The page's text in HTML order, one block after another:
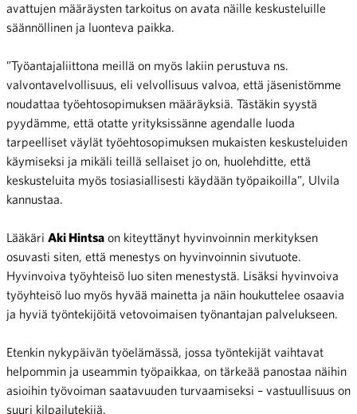
avattujen määräysten tarkoitus on avata näille keskusteluille
säännöllinen ja luonteva paikka.
”Työantajaliittona meillä on myös lakiin perustuva ns.
valvontavelvollisuus, eli velvollisuus valvoa, että jäsenistömme
noudattaa työehtosopimuksen määräyksiä. Tästäkin syystä
pyydämme, että otatte yrityksissänne agendalle luoda
tarpeelliset väylät työehtosopimuksen mukaisten keskusteluiden
käymiseksi ja mikäli teillä sellaiset jo on, huolehditte, että
keskusteluita myös tosiasiallisesti käydään työpaikoilla”, Ulvila
kannustaa.
Lääkäri Aki Hintsa on kiteyttänyt hyvinvoinnin merkityksen
osuvasti siten, että menestys on hyvinvoinnin sivutuote.
Hyvinvoiva työyhteisö luo siten menestystä. Lisäksi hyvinvoiva
työyhteisö luo myös hyvää mainetta ja näin houkuttelee osaavia
ja hyviä työntekijöitä vetovoimaisen työnantajan palvelukseen.
Etenkin nykypäivän työelämässä, jossa työntekijät vaihtavat
helpommin ja useammin työpaikkaa, on tärkeää panostaa näihin
asioihin työvoiman saatavuuden turvaamiseksi – vastuullisuus on
suuri kilpailutekijä.